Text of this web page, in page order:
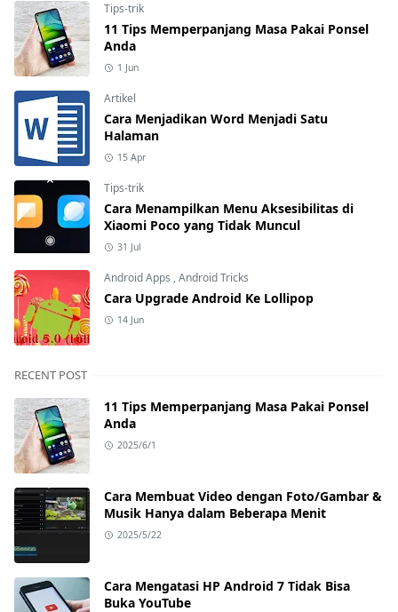
Tips-trik
11 Tips Memperpanjang Masa Pakai Ponsel
Anda
1 Jun
Artikel
Cara Menjadikan Word Menjadi Satu
Halaman
15 Apr
Tips-trik
Cara Menampilkan Menu Aksesibilitas di
Xiaomi Poco yang Tidak Muncul
31 Jul
Android Apps ,Android Tricks
Cara Upgrade Android Ke Lollipop
14 Jun
RECENT POST
11 Tips Memperpanjang Masa Pakai Ponsel
Anda
2025/6/1
Cara Membuat Video dengan Foto/Gambar &
Musik Hanya dalam Beberapa Menit
2025/5/22
Cara Mengatasi HP Android 7 Tidak Bisa
Buka YouTube